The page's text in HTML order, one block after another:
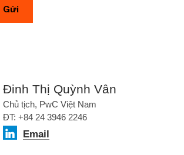
Gửi
Đinh Thị Quỳnh Vân
Chủ tịch, PwC Việt Nam
ĐT: +84 24 3946 2246
Email